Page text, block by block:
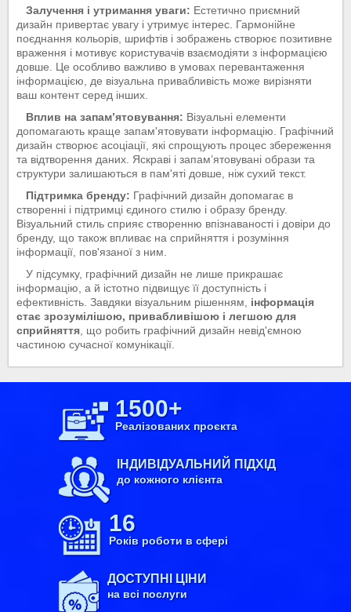
Залучення і утримання уваги: Естетично приємний
дизайн привертає увагу і утримує інтерес. Гармонійне
поєднання кольорів, шрифтів і зображень створює позитивне
враження і мотивує користувачів взаємодіяти з інформацією
довше. Це особливо важливо в умовах перевантаження
інформацією, де візуальна привабливість може вирізняти
ваш контент серед інших.
Вплив на запам’ятовування: Візуальні елементи
допомагають краще запам'ятовувати інформацію. Графічний
дизайн створює асоціації, які спрощують процес збереження
та відтворення даних. Яскраві і запам’ятовувані образи та
структури залишаються в пам'яті довше, ніж сухий текст.
Підтримка бренду: Графічний дизайн допомагає в
створенні і підтримці єдиного стилю і образу бренду.
Візуальний стиль сприяє створенню впізнаваності і довіри до
бренду, що також впливає на сприйняття і розуміння
інформації, пов'язаної з ним.
У підсумку, графічний дизайн не лише прикрашає
інформацію, а й істотно підвищує її доступність і
ефективність. Завдяки візуальним рішенням, інформація
стає зрозумілішою, привабливішою і легшою для
сприйняття, що робить графічний дизайн невід'ємною
частиною сучасної комунікації.
1500+
Реалізованих проєкта
ІНДИВІДУАЛЬНИЙ ПІДХІД
до кожного клієнта
16
Років роботи в сфері
ДОСТУПНІ ЦІНИ
на всі послуги